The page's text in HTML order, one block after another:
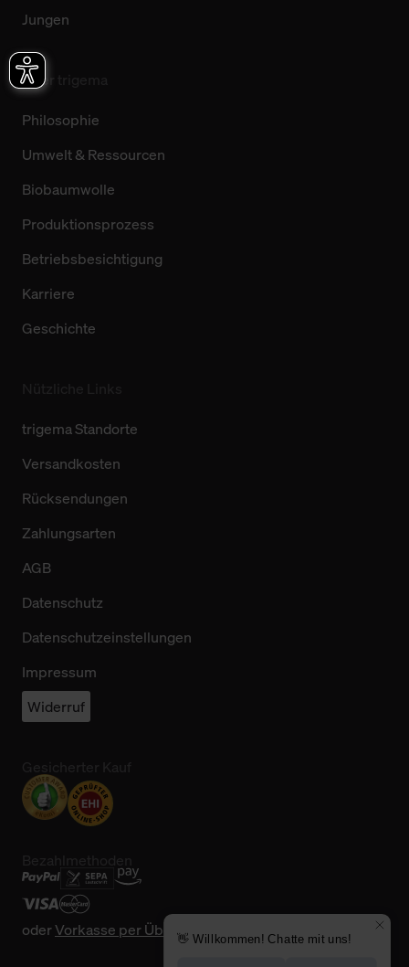
Jungen
Über trigema
Philosophie
Umwelt & Ressourcen
Biobaumwolle
Produktionsprozess
Betriebsbesichtigung
Karriere
Geschichte
trigema Standorte
Versandkosten
Rücksendungen
Zahlungsarten
AGB
Datenschutz
Datenschutzeinstellungen
Impressum
Widerruf
oderVorkasse per Überweisung